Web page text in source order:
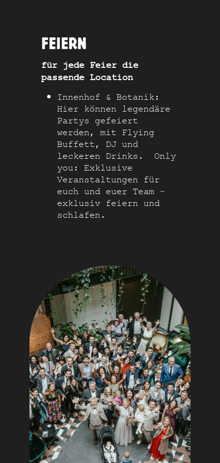
FEIERN
für jede Feier die
passende Location
Innenhof & Botanik:
Hier können legendäre
Partys gefeiert
werden, mit Flying
Buffett, DJ und
leckeren Drinks. Only
you: Exklusive
Veranstaltungen für
euch und euer Team –
exklusiv feiern und
schlafen.